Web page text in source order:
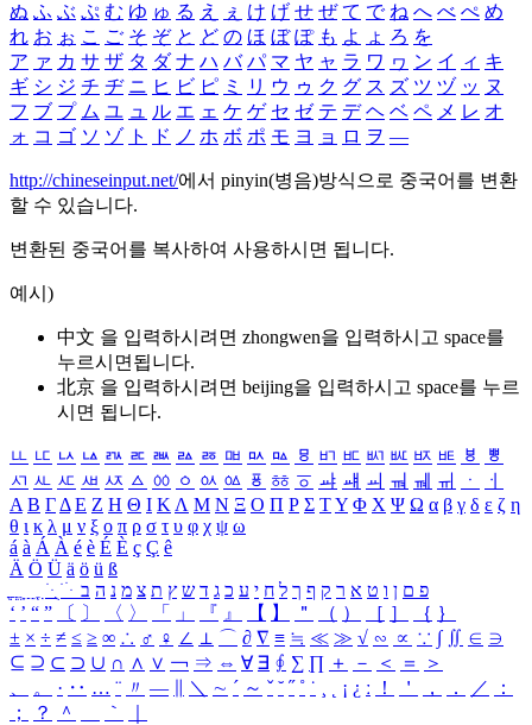
ぬ ふ ぶ ぷ む ゆ ゅ る え ぇ け げ せ ぜ て で ね へ べ ぺ め
れ お ぉ こ ご そ ぞ と ど の ほ ぼ ぽ も よ ょ ろ を
ア ァ カ サ ザ タ ダ ナ ハ バ パ マ ヤ ャ ラ ワ ヮ ン イ ィ キ
ギ シ ジ チ ヂ ニ ヒ ビ ピ ミ リ ウ ゥ ク グ ス ズ ツ ヅ ッ ヌ
フ ブ プ ム ユ ュ ル エ ェ ケ ゲ セ ゼ テ デ ヘ ベ ペ メ レ オ
ォ コ ゴ ソ ゾ ト ド ノ ホ ボ ポ モ ヨ ョ ロ ヲ ―
http://chineseinput.net/에서 pinyin(병음)방식으로 중국어를 변환
할 수 있습니다.
변환된 중국어를 복사하여 사용하시면 됩니다.
예시)
中文 을 입력하시려면 zhongwen을 입력하시고 space를
누르시면됩니다.
北京 을 입력하시려면 beijing을 입력하시고 space를 누르
시면 됩니다.
ㅥ ㅦ ㅧ ㅨ ㅩ ㅪ ㅫ ㅬ ㅭ ㅮ ㅯ ㅰ ㅱ ㅲ ㅳ ㅴ ㅵ ㅶ ㅷ ㅸ
ㅹ
ㅺ ㅻ ㅼ ㅽ ㅾ ㅿ ㆀ ㆁ ㆂ ㆃ ㆄ ㆅ ㆆ ㆇ ㆈ ㆉ ㆊ ㆋ ㆌ ㆍ
ㆎ
Α Β ΓΔ Ε Ζ Η Θ Ι ΚΛ Μ Ν Ξ Ο Π Ρ Σ ΤΥ Φ Χ Ψ Ω α β γ δ ε ζ η
θ ι κ λ μ ν ξ ο π ρ σ τ υ φ χ ψ ω
á à Á À é è É È ç Ç ê
Ä Ö Ü ä ö ü ß
ִֶֹ ֻּ ׁׂ פ ם ן ו ט א ר ק ף ך ל ח י ע כ ג ד ש ץ ת צ מ נ ה ב
‘ ’ “ ” 〔 〕 〈 〉 「 」 『 』 【 】 ＂ （ ） ［ ］ ｛ ｝
± × ÷ ≠ ≤ ≥ ∞ ∴ ♂ ♀ ∠ ⊥ ⌒ ∂ ∇ ≡ ≒ ≪ ≫ √ ∽ ∝ ∵ ∫ ∬ ∈ ∋
⊆ ⊇ ⊂ ⊃ ∪ ∩ ∧ ∨ ￢ ⇒ ⇔ ∀ ∃ ∮ ∑ ∏ ＋ － ＜ ＝
＞
、
。 · ‥ … ¨ 〃 ― ＼ ∼ ´ ～ ˇ ˘ ˝ ˚ ˙ ¸ ¡ ¿ ː ！ ＇ ， ． ／
：
；
？ ＾ ｀